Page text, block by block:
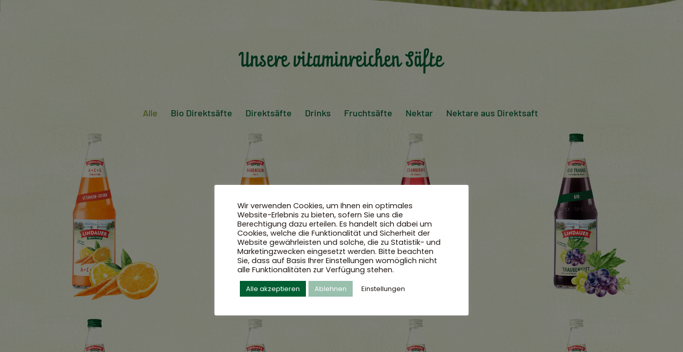
Unsere vitaminreichen Säfte
Alle Bio Direktsäfte Direktsäfte Drinks Fruchtsäfte Nektar Nektare aus Direktsaft
Wir verwenden Cookies, um Ihnen ein optimales
Website-Erlebnis zu bieten, sofern Sie uns die
Berechtigung dazu erteilen. Es handelt sich dabei um
Cookies, welche die Funktionalität und Sicherheit der
Website gewährleisten und solche, die zu Statistik- und
Marketingzwecken eingesetzt werden. Bitte beachten
Sie, dass auf Basis Ihrer Einstellungen womöglich nicht
alle Funktionalitäten zur Verfügung stehen.
Alle akzeptieren Ablehnen Einstellungen